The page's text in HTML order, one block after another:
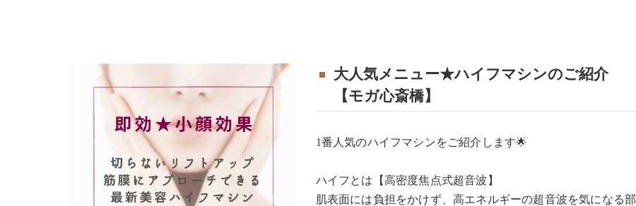
大人気メニュー★ハイフマシンのご紹介
【モガ心斎橋】
1番人気のハイフマシンをご紹介します🌟
ハイフとは【高密度焦点式超音波】
肌表面には負担をかけず、高エネルギーの超音波を気になる部